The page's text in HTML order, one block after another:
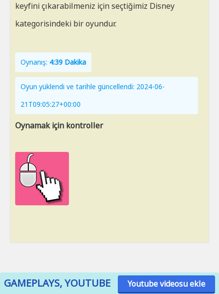
keyfini çıkarabilmeniz için seçtiğimiz Disney
kategorisindeki bir oyundur.
Oynanış: 4:39 Dakika
Oyun yüklendi ve tarihle güncellendi: 2024-06-
21T09:05:27+00:00
Oynamak için kontroller
GAMEPLAYS, YOUTUBE Youtube videosu ekle